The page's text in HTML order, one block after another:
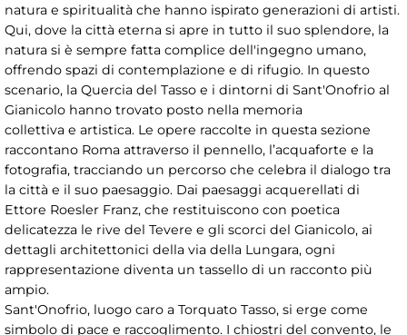
natura e spiritualità che hanno ispirato generazioni di artisti.
Qui, dove la città eterna si apre in tutto il suo splendore, la
natura si è sempre fatta complice dell'ingegno umano,
offrendo spazi di contemplazione e di rifugio. In questo
scenario, la Quercia del Tasso e i dintorni di Sant'Onofrio al
Gianicolo hanno trovato posto nella memoria
collettiva e artistica. Le opere raccolte in questa sezione
raccontano Roma attraverso il pennello, l’acquaforte e la
fotografia, tracciando un percorso che celebra il dialogo tra
la città e il suo paesaggio. Dai paesaggi acquerellati di
Ettore Roesler Franz, che restituiscono con poetica
delicatezza le rive del Tevere e gli scorci del Gianicolo, ai
dettagli architettonici della via della Lungara, ogni
rappresentazione diventa un tassello di un racconto più
ampio.
Sant'Onofrio, luogo caro a Torquato Tasso, si erge come
simbolo di pace e raccoglimento. I chiostri del convento, le